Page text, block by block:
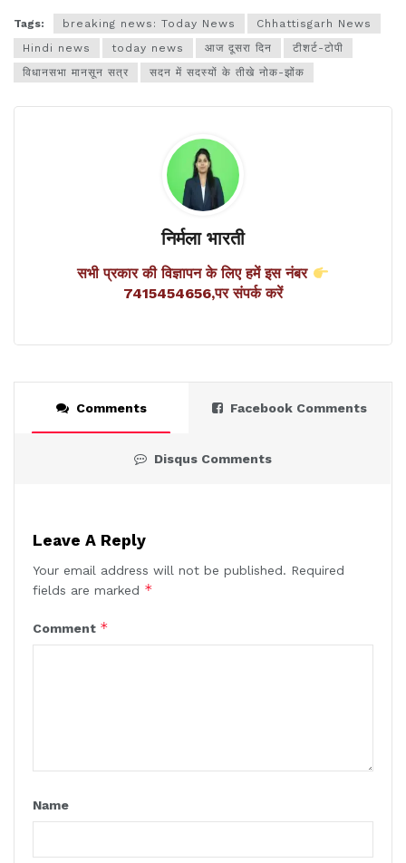
Tags: breaking news: Today News
Chhattisgarh News
Hindi news
today news आज दूसरा दिन
टीशर्ट-टोपी
विधानसभा मानसून सत्र
सदन में सदस्यों के तीखे नोक-झोंक
निर्मला भारती
सभी प्रकार की विज्ञापन के लिए हमें इस नंबर
7415454656,पर संपर्क करें
Comments Facebook Comments
Disqus Comments
Leave A Reply
Your email address will not be published. Required
fields are marked *
Comment *
Name